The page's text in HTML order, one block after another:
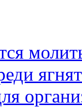
ягнят